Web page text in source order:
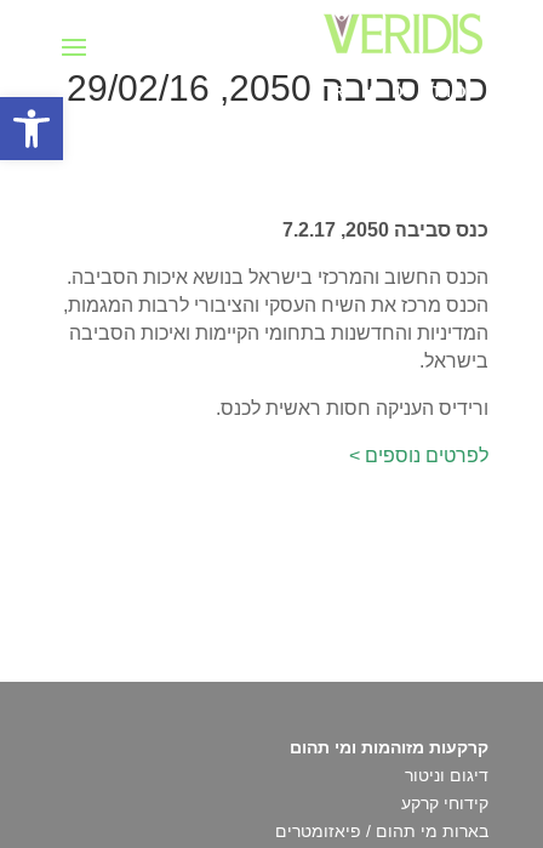
פתח כנס סביבה 2050, 29/02/16
כנס סביבה 2050, 7.2.17
הכנס החשוב והמרכזי בישראל בנושא איכות הסביבה.
הכנס מרכז את השיח העסקי והציבורי לרבות המגמות,
המדיניות והחדשנות בתחומי הקיימות ואיכות הסביבה
בישראל.
ורידיס העניקה חסות ראשית לכנס.
לפרטים נוספים >
קרקעות מזוהמות ומי תהום
דיגום וניטור
קידוחי קרקע
בארות מי תהום / פיאזומטרים